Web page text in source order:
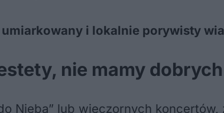
umiarkowany i lokalnie porywisty
nie mamy
Nieba” lub wieczornych